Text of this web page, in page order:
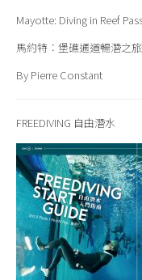
Mayotte: Diving in Reef
馬約特：堡礁通道暢潛之旅
By Pierre Constant
FREEDIVING 自由潛水